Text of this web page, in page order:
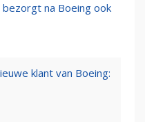
bezorgt na Boeing ook
klant van Boeing: